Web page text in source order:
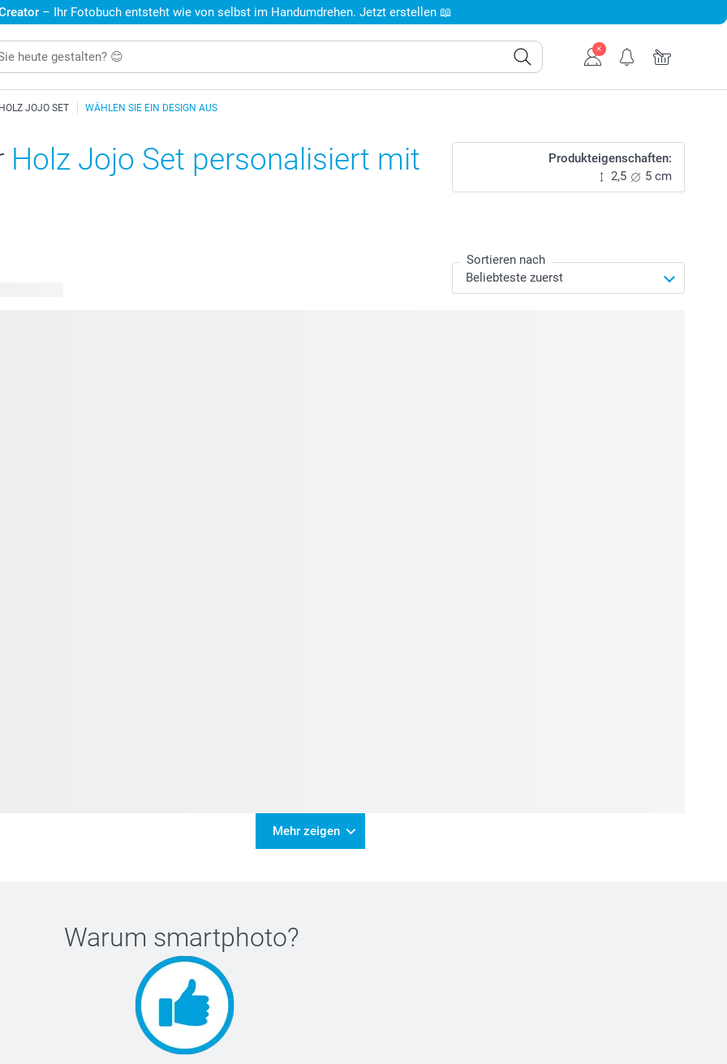
– Ihr Fotobuch entsteht wie von selbst im Handumdrehen. Jetzt erstellen 📖
JOJO SET WÄHLEN SIE EIN DESIGN AUS
Holz Jojo Set personalisiert mit
Produkteigenschaften:
2,5
5 cm
Sortieren nach
Mehr zeigen
Warum smartphoto?